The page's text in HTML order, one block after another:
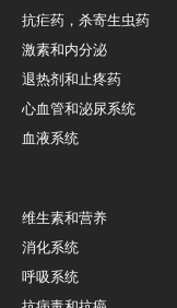
抗疟药，杀寄生虫药
激素和内分泌
退热剂和止疼药
心血管和泌尿系统
血液系统
维生素和营养
消化系统
呼吸系统